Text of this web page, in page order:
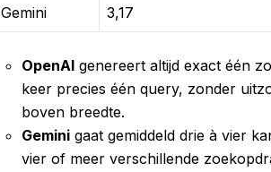
Gemini 3,17
OpenAI genereert altijd exact één
keer precies één query, zonder
boven breedte.
Gemini gaat gemiddeld drie à vier
vier of meer verschillende